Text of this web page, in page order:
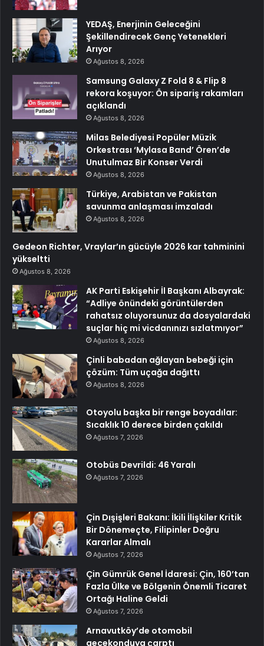
YEDAŞ, Enerjinin Geleceğini
Şekillendirecek Genç Yetenekleri
Arıyor
Ağustos 8, 2026
Samsung Galaxy Z Fold 8 & Flip 8
rekora koşuyor: Ön sipariş rakamları
açıklandı
Ağustos 8, 2026
Milas Belediyesi Popüler Müzik
Orkestrası ‘Mylasa Band’ Ören’de
Unutulmaz Bir Konser Verdi
Ağustos 8, 2026
Türkiye, Arabistan ve Pakistan
savunma anlaşması imzaladı
Ağustos 8, 2026
Gedeon Richter, Vraylar’ın gücüyle 2026 kar tahminini
yükseltti
Ağustos 8, 2026
AK Parti Eskişehir İl Başkanı Albayrak:
“Adliye önündeki görüntülerden
rahatsız oluyorsunuz da dosyalardaki
suçlar hiç mi vicdanınızı sızlatmıyor”
Ağustos 8, 2026
Çinli babadan ağlayan bebeği için
çözüm: Tüm uçağa dağıttı
Ağustos 8, 2026
Otoyolu başka bir renge boyadılar:
Sıcaklık 10 derece birden çakıldı
Ağustos 7, 2026
Otobüs Devrildi: 46 Yaralı
Ağustos 7, 2026
Çin Dışişleri Bakanı: İkili İlişkiler Kritik
Bir Dönemeçte, Filipinler Doğru
Kararlar Almalı
Ağustos 7, 2026
Çin Gümrük Genel İdaresi: Çin, 160’tan
Fazla Ülke ve Bölgenin Önemli Ticaret
Ortağı Haline Geldi
Ağustos 7, 2026
Arnavutköy’de otomobil
gecekonduya çarptı